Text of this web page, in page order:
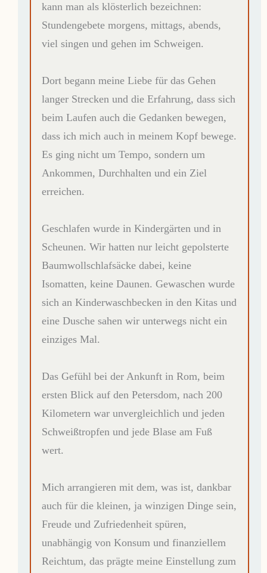
kann man als klösterlich bezeichnen:
Stundengebete morgens, mittags, abends,
viel singen und gehen im Schweigen.
Dort begann meine Liebe für das Gehen
langer Strecken und die Erfahrung, dass sich
beim Laufen auch die Gedanken bewegen,
dass ich mich auch in meinem Kopf bewege.
Es ging nicht um Tempo, sondern um
Ankommen, Durchhalten und ein Ziel
erreichen.
Geschlafen wurde in Kindergärten und in
Scheunen. Wir hatten nur leicht gepolsterte
Baumwollschlafsäcke dabei, keine
Isomatten, keine Daunen. Gewaschen wurde
sich an Kinderwaschbecken in den Kitas und
eine Dusche sahen wir unterwegs nicht ein
einziges Mal.
Das Gefühl bei der Ankunft in Rom, beim
ersten Blick auf den Petersdom, nach 200
Kilometern war unvergleichlich und jeden
Schweißtropfen und jede Blase am Fuß
wert.
Mich arrangieren mit dem, was ist, dankbar
auch für die kleinen, ja winzigen Dinge sein,
Freude und Zufriedenheit spüren,
unabhängig von Konsum und finanziellem
Reichtum, das prägte meine Einstellung zum